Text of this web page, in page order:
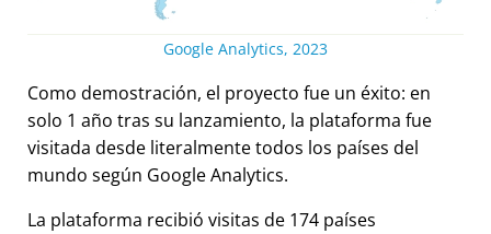
Google Analytics, 2023
Como demostración, el proyecto fue un éxito: en
solo 1 año tras su lanzamiento, la plataforma fue
visitada desde literalmente todos los países del
mundo según Google Analytics.
La plataforma recibió visitas de 174 países